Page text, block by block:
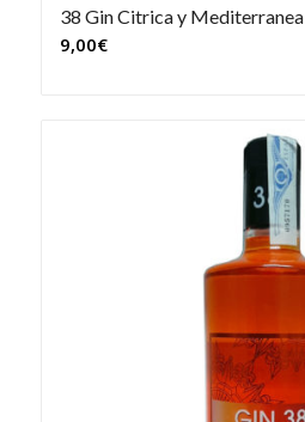
38 Gin Citrica y Mediterranea
9,00€